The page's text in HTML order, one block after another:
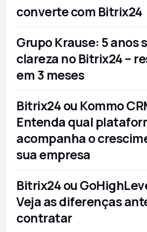
converte com Bitrix24
Grupo Krause: 5 anos
clareza no Bitrix24 –
em 3 meses
Bitrix24 ou Kommo
Entenda qual
acompanha o
sua empresa
Bitrix24 ou
Veja as diferenças
contratar